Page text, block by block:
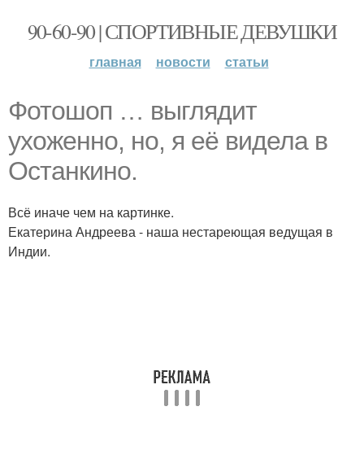
90-60-90 | СПОРТИВНЫЕ ДЕВУШКИ
главная новости статьи
Фотошоп … выглядит
ухоженно, но, я её видела в
Останкино.
Всё иначе чем на картинке.
Екатерина Андреева - наша нестареющая ведущая в
Индии.